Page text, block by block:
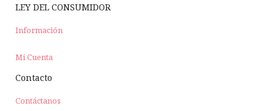
LEY DEL CONSUMIDOR
Información
Mi Cuenta
Contacto
Contáctanos